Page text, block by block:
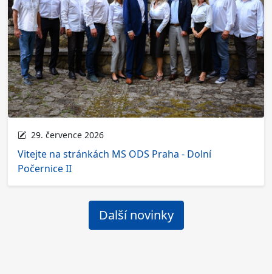
29. července 2026
Vitejte na stránkách MS ODS Praha - Dolní
Počernice II
Další novinky